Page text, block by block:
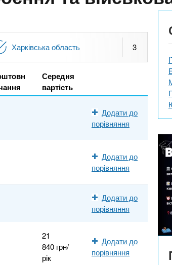
Харківська область 3
Середня
вартість
Додати до
порівняння
Додати до
порівняння
Додати до
порівняння
21
840 грн/
рік
Додати до
порівняння